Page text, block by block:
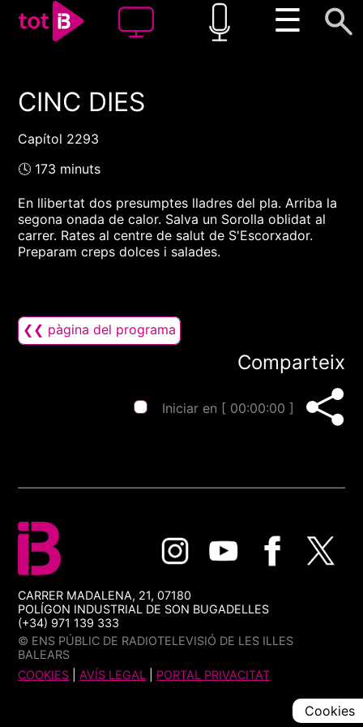
☰
00:00 00:00
CINC DIES
Capítol 2293
🕓 173 minuts
En llibertat dos presumptes lladres del pla. Arriba la
segona onada de calor. Salva un Sorolla oblidat al
carrer. Rates al centre de salut de S'Escorxador.
Preparam creps dolces i salades.
❮❮ pàgina del programa
Comparteix
Iniciar en [ 00:00:00 ]
CARRER MADALENA, 21, 07180
POLÍGON INDUSTRIAL DE SON BUGADELLES
(+34) 971 139 333
© ENS PÚBLIC DE RADIOTELEVISIÓ DE LES ILLES
BALEARS
COOKIES |AVÍS LEGAL PORTAL PRIVACITAT
Cookies